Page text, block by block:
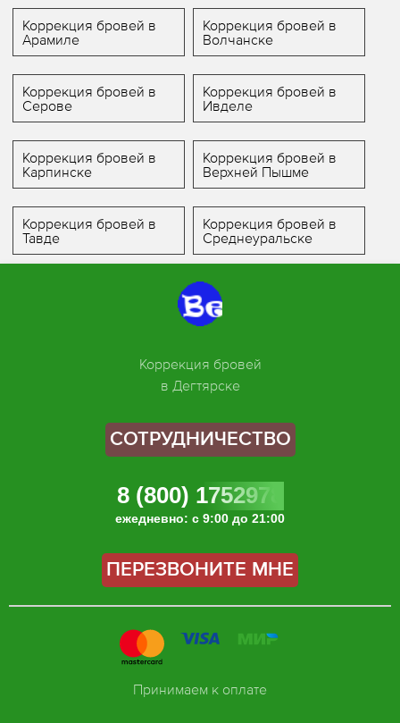
Коррекция бровей в
Арамиле
Коррекция бровей в
Волчанске
Коррекция бровей в
Серове
Коррекция бровей в
Ивделе
Коррекция бровей в
Карпинске
Коррекция бровей в
Верхней Пышме
Коррекция бровей в
Тавде
Коррекция бровей в
Среднеуральске
Коррекция бровей
в Дегтярске
СОТРУДНИЧЕСТВО
8 (800) 1752978
ежедневно: с 9:00 до 21:00
ПЕРЕЗВОНИТЕ МНЕ
Принимаем к оплате